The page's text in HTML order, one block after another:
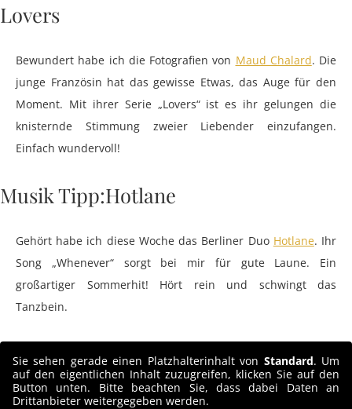
Lovers
Bewundert habe ich die Fotografien von Maud Chalard. Die
junge Französin hat das gewisse Etwas, das Auge für den
Moment. Mit ihrer Serie „Lovers“ ist es ihr gelungen die
knisternde Stimmung zweier Liebender einzufangen.
Einfach wundervoll!
Musik Tipp:Hotlane
Gehört habe ich diese Woche das Berliner Duo Hotlane. Ihr
Song „Whenever“ sorgt bei mir für gute Laune. Ein
großartiger Sommerhit! Hört rein und schwingt das
Tanzbein.
Sie sehen gerade einen Platzhalterinhalt von Standard. Um
auf den eigentlichen Inhalt zuzugreifen, klicken Sie auf den
Button unten. Bitte beachten Sie, dass dabei Daten an
Drittanbieter weitergegeben werden.